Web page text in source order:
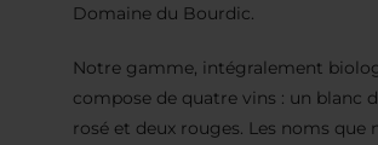
Domaine du Bourdic.
Notre gamme, intégralement
compose de quatre vins : un blanc
rosé et deux rouges. Les noms que